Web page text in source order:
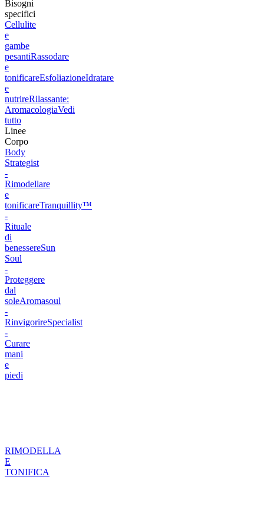
Bisogni
specifici
Cellulite
e
gambe
pesantiRassodare
e
tonificareEsfoliazioneIdratare
e
nutrireRilassante:
AromacologiaVedi
tutto
Linee
Corpo
Body
Strategist
-
Rimodellare
e
tonificareTranquillity™
-
Rituale
di
benessereSun
Soul
-
Proteggere
dal
soleAromasoul
-
RinvigorireSpecialist
-
Curare
mani
e
piedi
RIMODELLA
E
TONIFICA